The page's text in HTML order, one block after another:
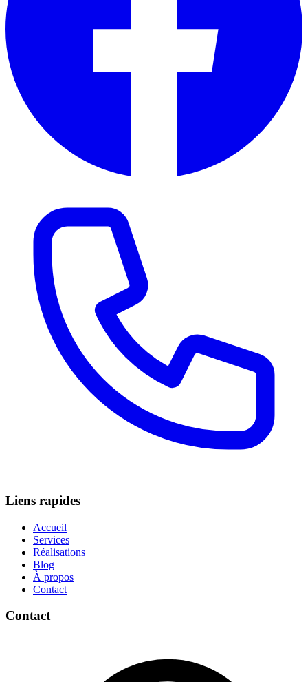
Liens rapides
Accueil
Services
Réalisations
Blog
À propos
Contact
Contact